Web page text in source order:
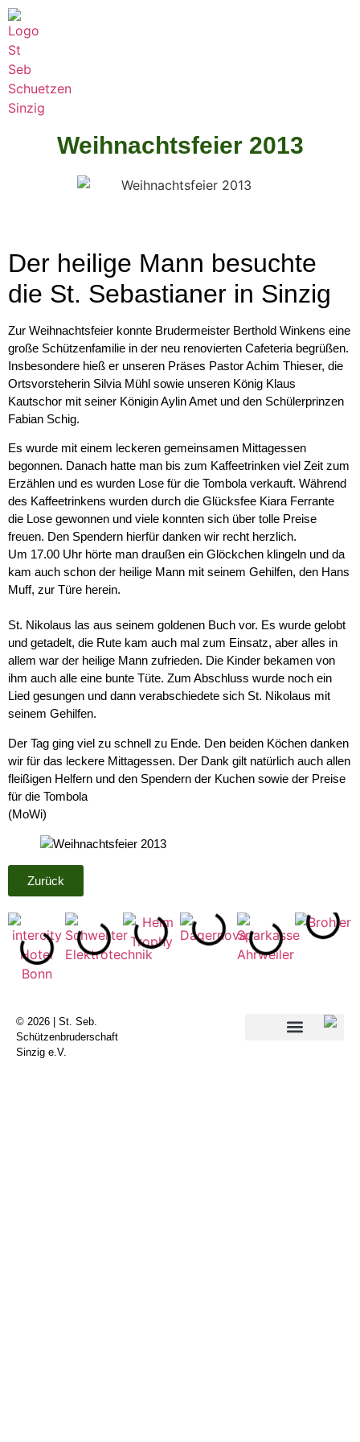
Weihnachtsfeier 2013
Der heilige Mann besuchte
die St. Sebastianer in Sinzig
Zur Weihnachtsfeier konnte Brudermeister Berthold Winkens eine
große Schützenfamilie in der neu renovierten Cafeteria begrüßen.
Insbesondere hieß er unseren Präses Pastor Achim Thieser, die
Ortsvorsteherin Silvia Mühl sowie unseren König Klaus
Kautschor mit seiner Königin Aylin Amet und den Schülerprinzen
Fabian Schig.
Es wurde mit einem leckeren gemeinsamen Mittagessen
begonnen. Danach hatte man bis zum Kaffeetrinken viel Zeit zum
Erzählen und es wurden Lose für die Tombola verkauft. Während
des Kaffeetrinkens wurden durch die Glücksfee Kiara Ferrante
die Lose gewonnen und viele konnten sich über tolle Preise
freuen. Den Spendern hierfür danken wir recht herzlich.
Um 17.00 Uhr hörte man draußen ein Glöckchen klingeln und da
kam auch schon der heilige Mann mit seinem Gehilfen, den Hans
Muff, zur Türe herein.
St. Nikolaus las aus seinem goldenen Buch vor. Es wurde gelobt
und getadelt, die Rute kam auch mal zum Einsatz, aber alles in
allem war der heilige Mann zufrieden. Die Kinder bekamen von
ihm auch alle eine bunte Tüte. Zum Abschluss wurde noch ein
Lied gesungen und dann verabschiedete sich St. Nikolaus mit
seinem Gehilfen.
Der Tag ging viel zu schnell zu Ende. Den beiden Köchen danken
wir für das leckere Mittagessen. Der Dank gilt natürlich auch allen
fleißigen Helfern und den Spendern der Kuchen sowie der Preise
für die Tombola
(MoWi)
Zurück
© 2026 | St. Seb.
Schützenbruderschaft
Sinzig e.V.